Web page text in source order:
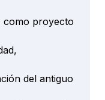
como proyecto
del antiguo